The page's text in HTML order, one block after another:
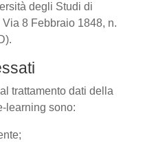
degli Studi di
8 Febbraio 1848, n.
trattamento dati della
learning sono: